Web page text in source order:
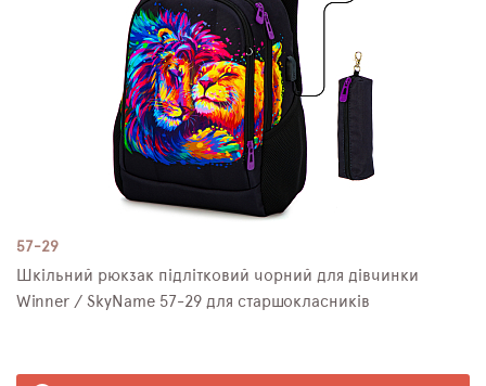
57-29
Шкільний рюкзак підлітковий чорний для дівчинки
Winner / SkyNamе 57-29 для старшокласників